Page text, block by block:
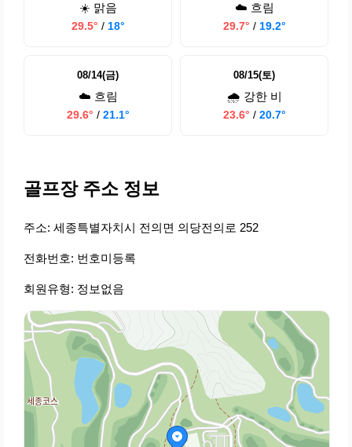
☀️ 맑음
29.5° / 18°
☁️ 흐림
29.7° / 19.2°
08/14(금)
☁️ 흐림
29.6° / 21.1°
08/15(토)
🌧️ 강한 비
23.6° / 20.7°
골프장 주소 정보
주소: 세종특별자치시 전의면 의당전의로 252
전화번호: 번호미등록
회원유형: 정보없음